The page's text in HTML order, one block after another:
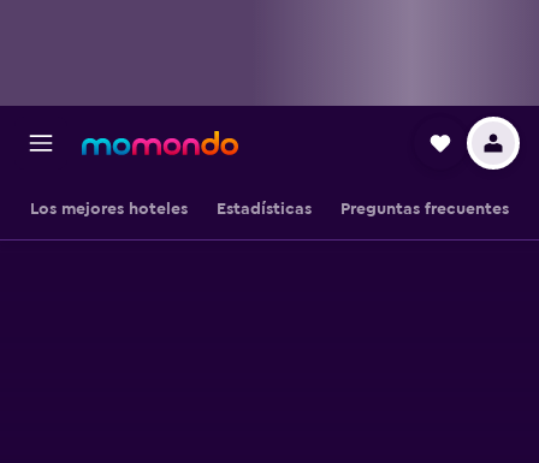
Los mejores hoteles Estadísticas Preguntas frecuentes